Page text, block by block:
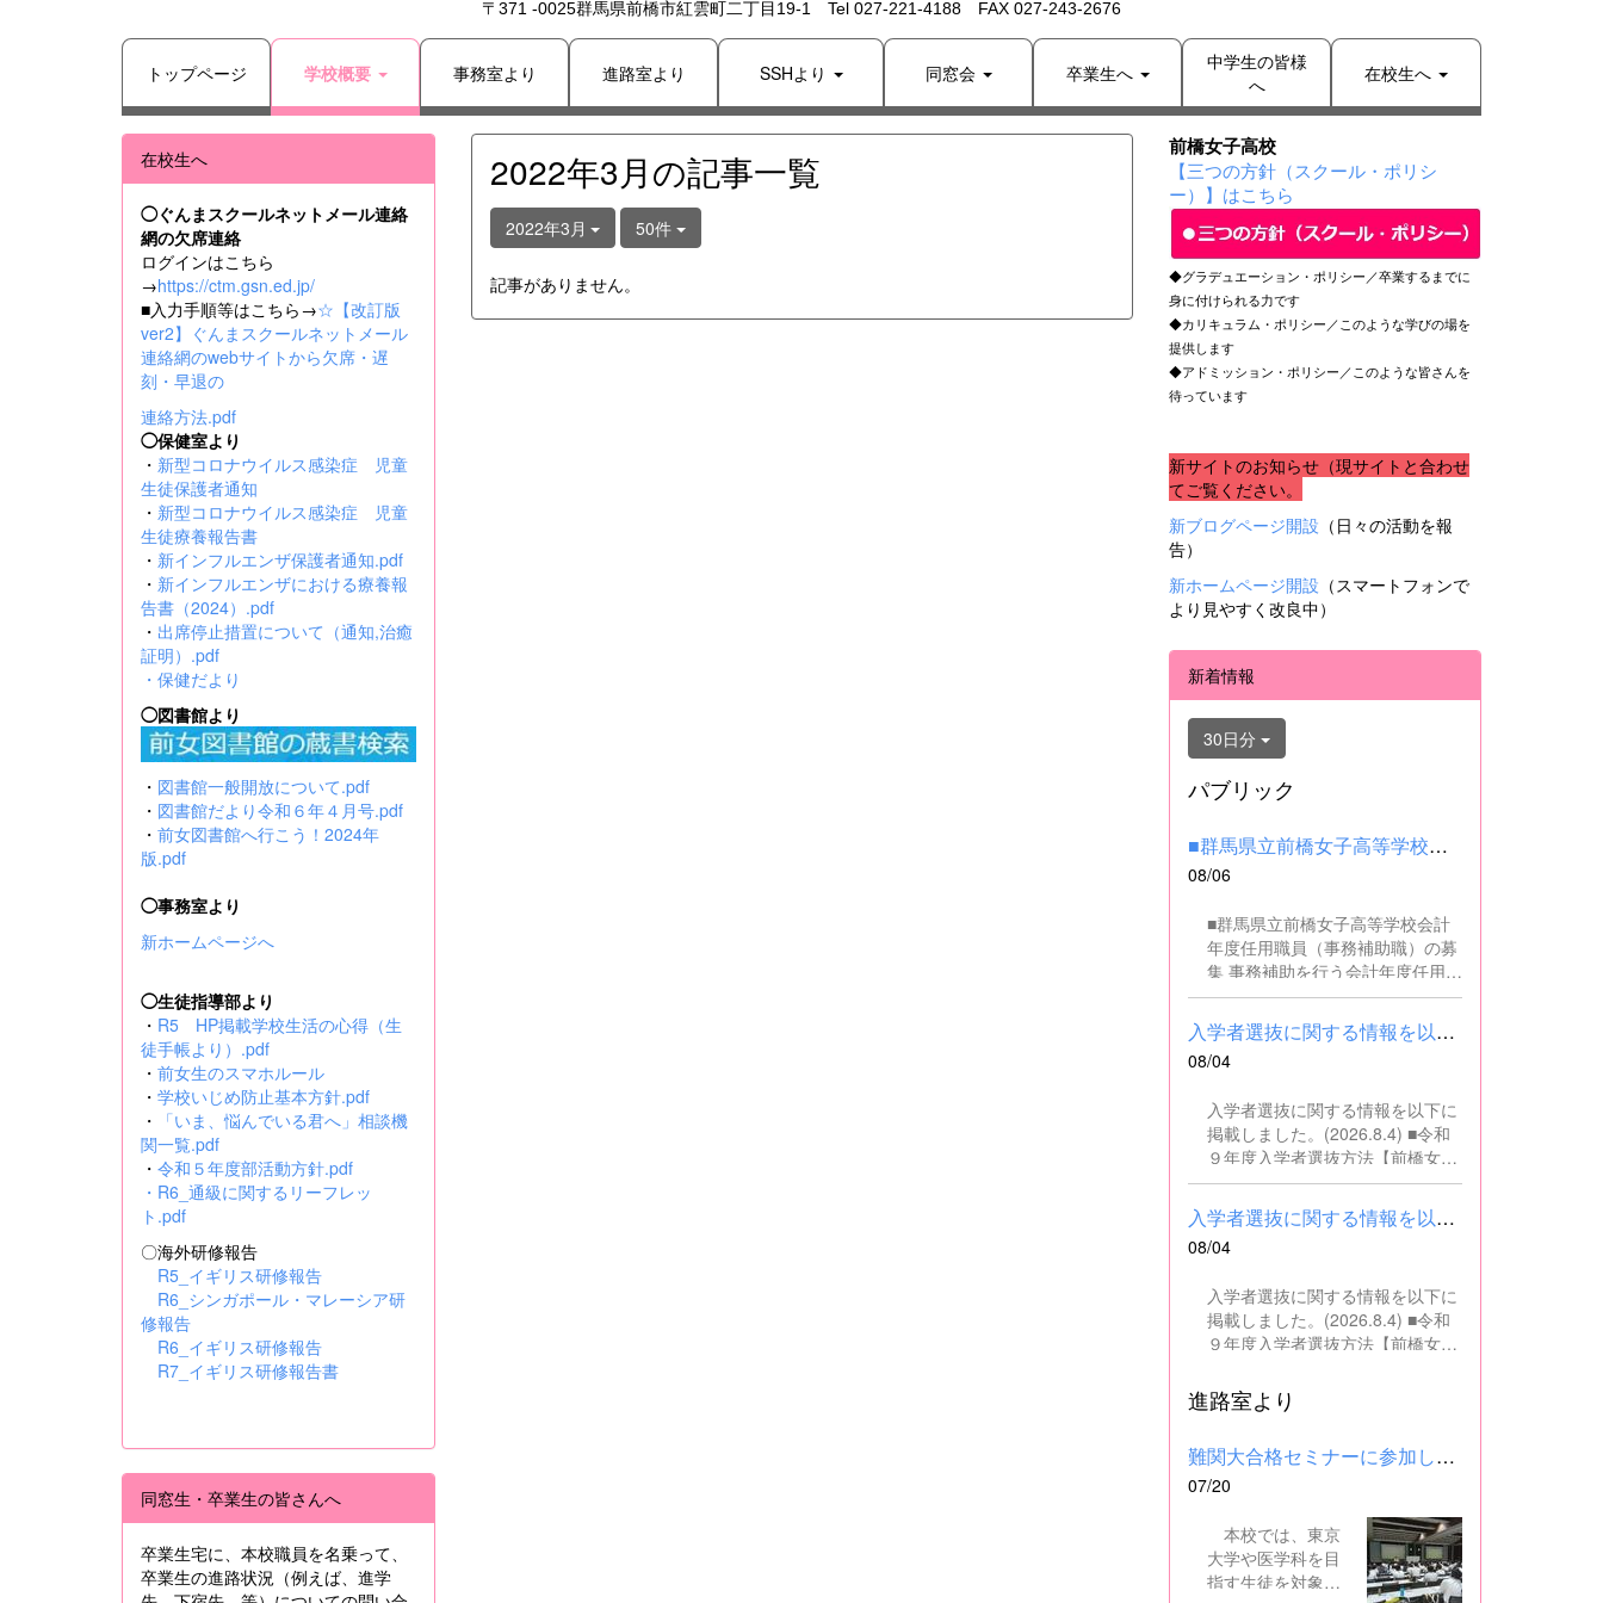
〒371 -0025群馬県前橋市紅雲町二丁目19-1 Tel 027-221-4188 FAX 027-243-2676
トップページ 学校概要 事務室より 進路室より SSHより 同窓会 卒業生へ
中学生の皆様
へ
在校生へ
2022年3月の記事一覧
2022年3月 50件
記事がありません。
在校生へ
◯ぐんまスクールネットメール連絡
網の欠席連絡
ログインはこちら
→https://ctm.gsn.ed.jp/
■入力手順等はこちら→☆【改訂版
ver2】ぐんまスクールネットメール
連絡網のwebサイトから欠席・遅
刻・早退の
連絡方法.pdf
◯保健室より
・ 新型コロナウイルス感染症 児童
生徒保護者通知
・ 新型コロナウイルス感染症 児童
生徒療養報告書
・ 新インフルエンザ保護者通知.pdf
・ 新インフルエンザにおける療養報
告書（2024）.pdf
・ 出席停止措置について（通知,治癒
証明）.pdf
・ 保健だより
◯図書館より
・ 図書館一般開放について.pdf
・ 図書館だより令和６年４月号.pdf
・ 前女図書館へ行こう！2024年
版.pdf
◯事務室より
新ホームページへ
◯生徒指導部より
・ R5 HP掲載学校生活の心得（生
徒手帳より）.pdf
・ 前女生のスマホルール
・ 学校いじめ防止基本方針.pdf
・
「いま、悩んでいる君へ」相談機
関一覧.pdf
・ 令和５年度部活動方針.pdf
・ R6_通級に関するリーフレッ
ト.pdf
〇海外研修報告
R5_イギリス研修報告
R6_シンガポール・マレーシア研
修報告
R6_イギリス研修報告
R7_イギリス研修報告書
同窓生・卒業生の皆さんへ
卒業生宅に、本校職員を名乗って、
卒業生の進路状況（例えば、進学
前橋女子高校
【三つの方針（スクール・ポリシ
ー）】はこちら
◆グラデュエーション・ポリシー／卒業するまでに
身に付けられる力です
◆カリキュラム・ポリシー／このような学びの場を
提供します
◆アドミッション・ポリシー／このような皆さんを
待っています
新サイトのお知らせ（現サイトと合わせ
てご覧ください。
新ブログページ開設 （日々の活動を報
告）
新ホームページ開設 （スマートフォンで
より見やすく改良中）
新着情報
30日分
パブリック
■群馬県立前橋女子高等学校会計年度任用職員（事務補助職）の募集...
08/06
■群馬県立前橋女子高等学校会計
年度任用職員（事務補助職）の募
集 事務補助を行う会計年度任用職
員を募集します。 ■職務内容 事務
補助職に従事していただきます。
SSH（スーパーサイエンスハイス
クール）事業にかかるパソコンで
整理事務、電話対応、書類の整
理、その他事務補助業務全般 ■募
集人数 １名 ■募集対象 以下の条
件を満たしている方 基本的なパソ
コン操作（Word、Excelなど）が
できる方 なお、以下に該当する方
は、応募できませんので御了承く
条に該当する者（以下のいずれか
に該当する人） ・禁錮以上の刑に
処せられ、その執行を終わるまで
までの者 ・群馬県職員として懲戒
から2年を経過しない者 ・人事委
員会又は公平委員会の委員の職に
あって、地方公務員法第60条から
第63条までに規定する罪を犯し、
刑に処せられた者 ・日本国憲法又
はその下に成立した政府を暴力で
破壊することを主張する政党その
入学者選抜に関する情報を以下に掲載しました。(2026.8.4) ■令和...
08/04
入学者選抜に関する情報を以下に
掲載しました。(2026.8.4) ■令和
９年度入学者選抜方法【前橋女子
高校】pdf はこちら ■群馬県教育
委員会webサイト 高校入試に関
するページはこちら
入学者選抜に関する情報を以下に掲載しました。(2026.8.4) ■令和...
08/04
入学者選抜に関する情報を以下に
掲載しました。(2026.8.4) ■令和
９年度入学者選抜方法【前橋女子
委員会webサイト 高校入試に関
するページはこちら
進路室より
難関大合格セミナーに参加しました
07/20
本校では、東京
大学や医学科を目
指す生徒を対象